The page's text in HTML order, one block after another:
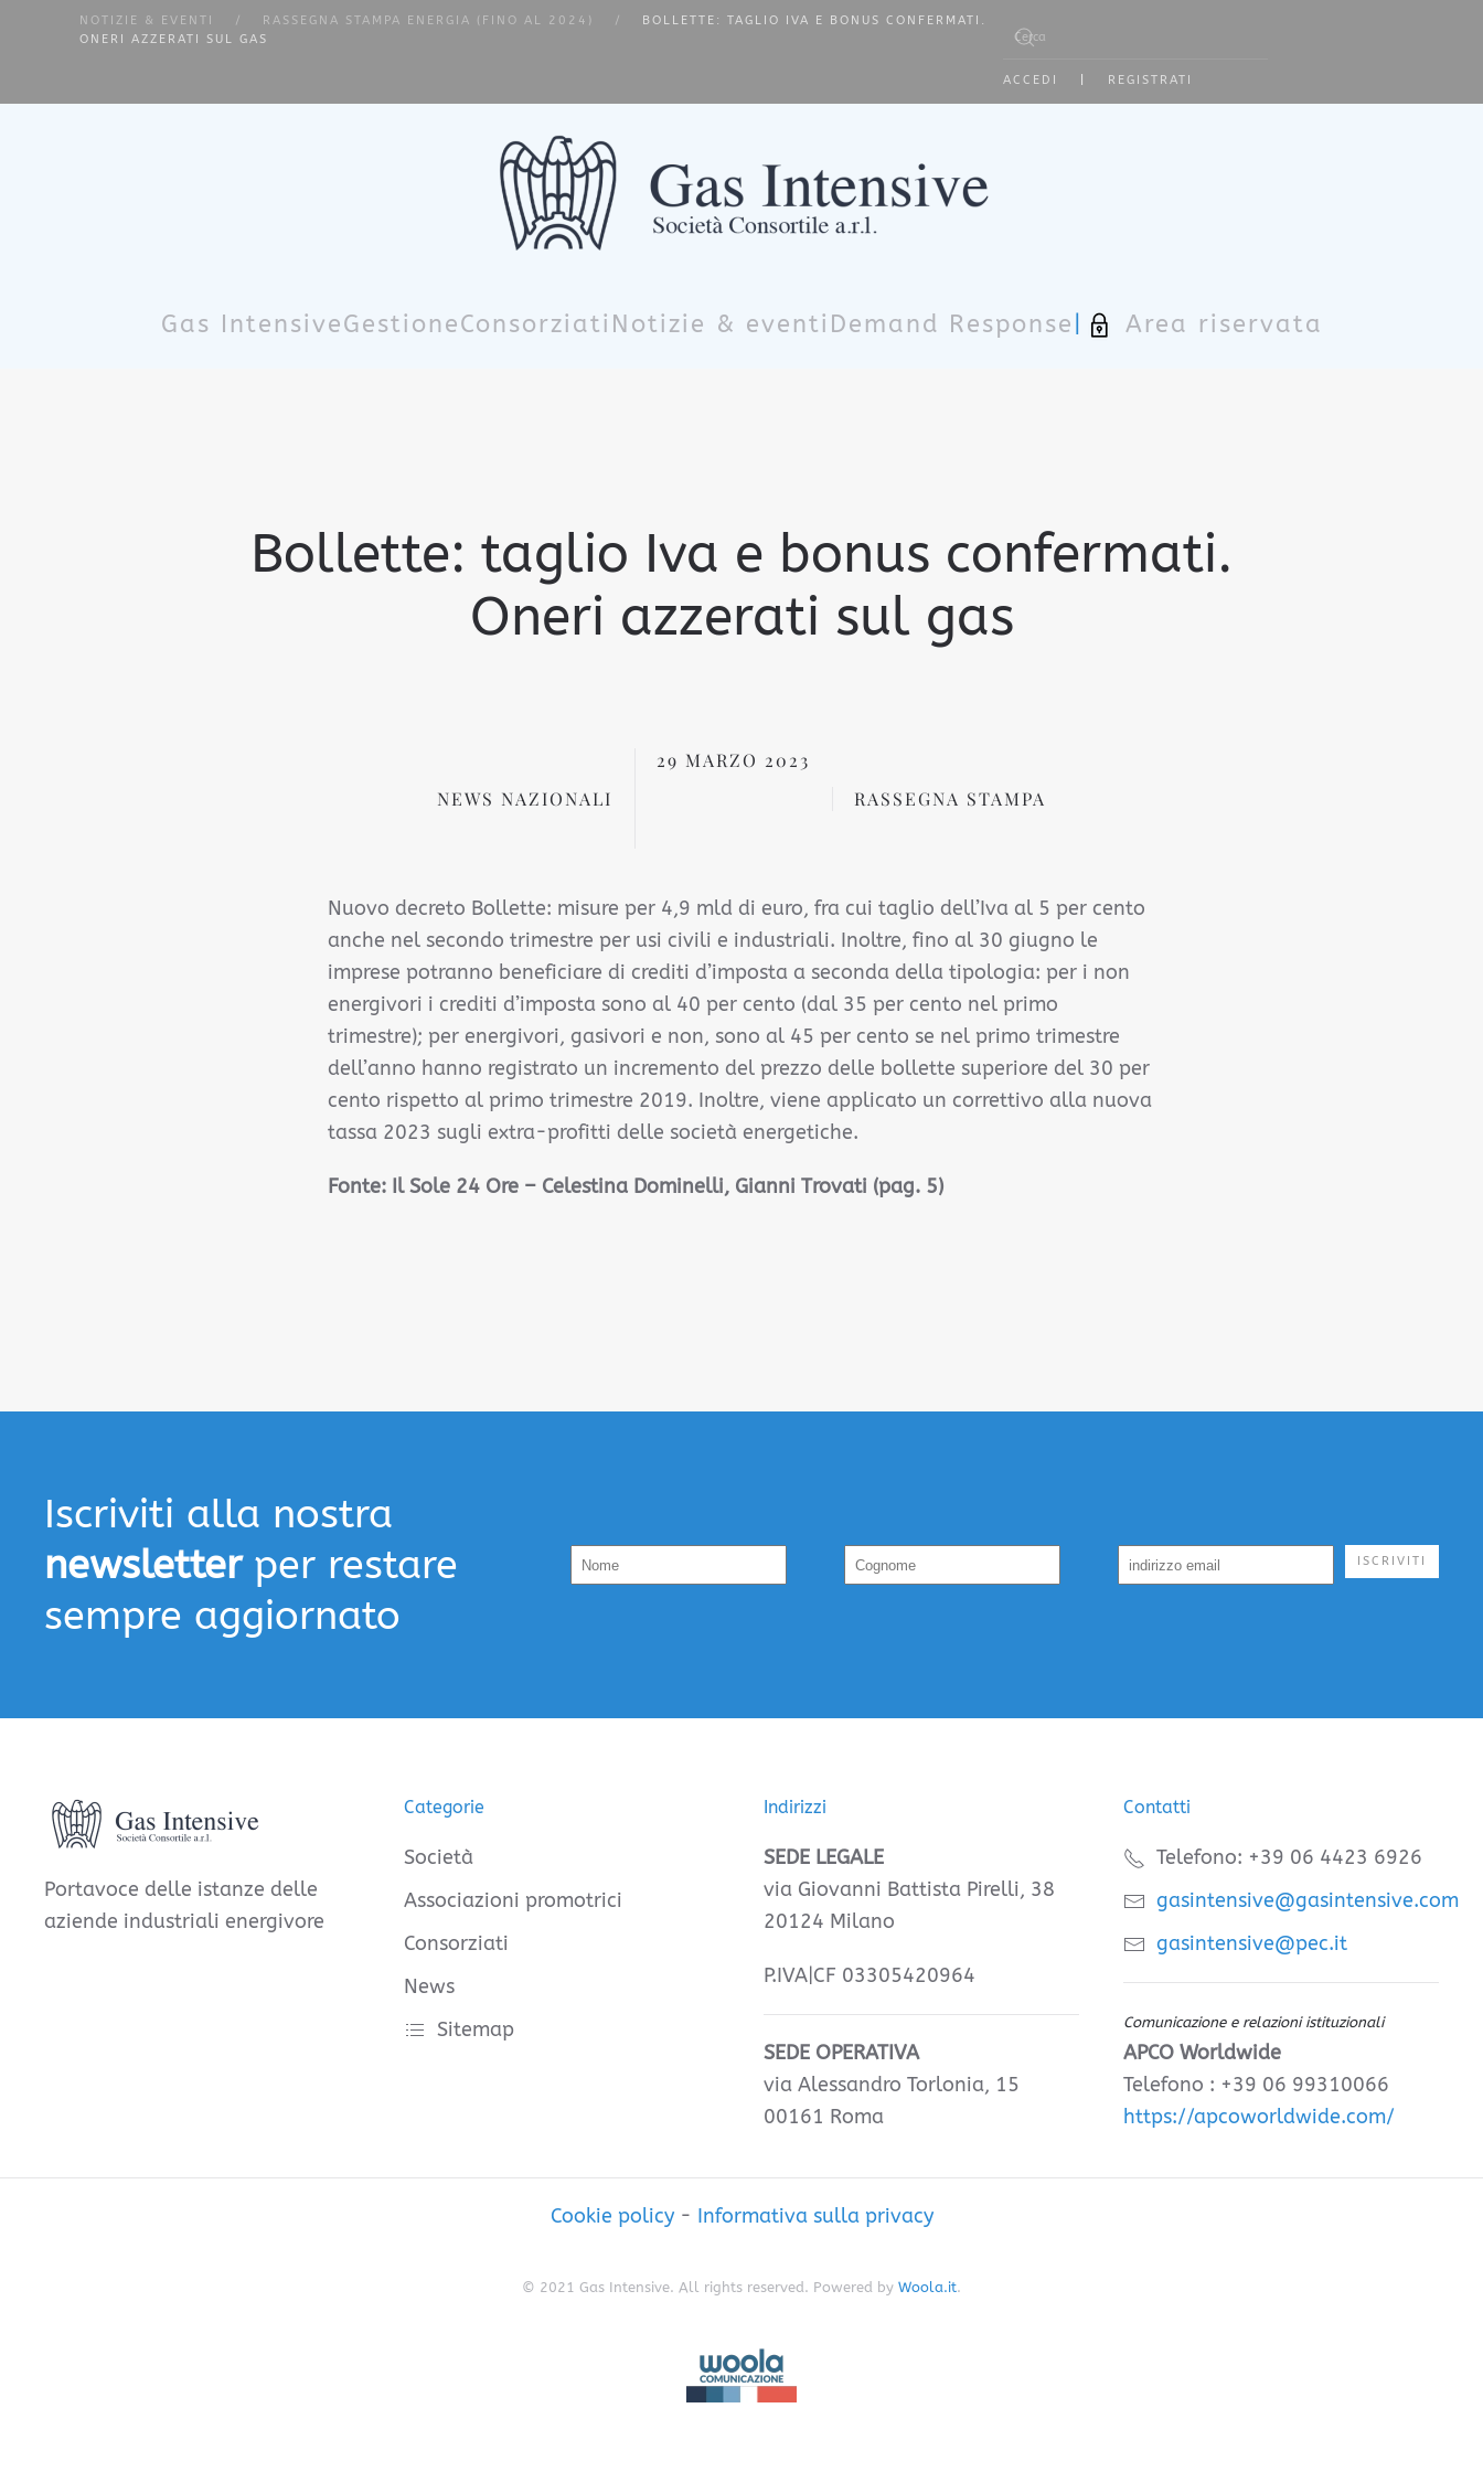
NOTIZIE & EVENTI RASSEGNA STAMPA ENERGIA (FINO AL 2024)
BOLLETTE: TAGLIO IVA E BONUS CONFERMATI.
ONERI AZZERATI SUL GAS
ACCEDI
REGISTRATI
Gas IntensiveGestioneConsorziati Notizie & eventi Demand Response Area riservata
Bollette: taglio Iva e bonus confermati.
Oneri azzerati sul gas
NEWS NAZIONALI
29 MARZO 2023
RASSEGNA STAMPA
Nuovo decreto Bollette: misure per 4,9 mld di euro, fra cui taglio dell’Iva al 5 per cento
anche nel secondo trimestre per usi civili e industriali. Inoltre, fino al 30 giugno le
imprese potranno beneficiare di crediti d’imposta a seconda della tipologia: per i non
energivori i crediti d’imposta sono al 40 per cento (dal 35 per cento nel primo
trimestre); per energivori, gasivori e non, sono al 45 per cento se nel primo trimestre
dell’anno hanno registrato un incremento del prezzo delle bollette superiore del 30 per
cento rispetto al primo trimestre 2019. Inoltre, viene applicato un correttivo alla nuova
tassa 2023 sugli extra-profitti delle società energetiche.
Fonte: Il Sole 24 Ore – Celestina Dominelli, Gianni Trovati (pag. 5)
Iscriviti alla nostra
newsletterper restare
sempre aggiornato
ISCRIVITI
Portavoce delle istanze delle
aziende industriali energivore
Categorie
Società
Associazioni promotrici
Consorziati
News
Sitemap
Indirizzi
SEDE LEGALE
via Giovanni Battista Pirelli, 38
20124 Milano
P.IVA|CF 03305420964
SEDE OPERATIVA
via Alessandro Torlonia, 15
00161 Roma
Contatti
Telefono: +39 06 4423 6926
gasintensive@gasintensive.com
gasintensive@pec.it
Comunicazione e relazioni istituzionali
APCO Worldwide
Telefono : +39 06 99310066
https://apcoworldwide.com/
Cookie policy- Informativa sulla privacy
© 2021 Gas Intensive. All rights reserved. Powered by Woola.it.